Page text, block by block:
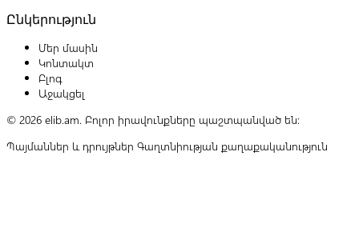
Ընկերություն
Մեր մասին
Կոնտակտ
Բլոգ
Աջակցել
© 2026 elib.am. Բոլոր իրավունքները պաշտպանված են:
Պայմաններ և դրույթներ Գաղտնիության քաղաքականություն